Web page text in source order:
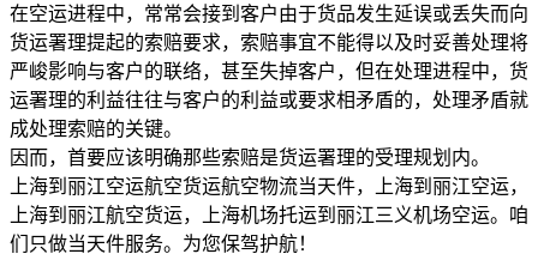
在空运进程中，常常会接到客户由于货品发生延误或丢失而向
货运署理提起的索赔要求，索赔事宜不能得以及时妥善处理将
严峻影响与客户的联络，甚至失掉客户，但在处理进程中，货
运署理的利益往往与客户的利益或要求相矛盾的，处理矛盾就
成处理索赔的关键。
因而，首要应该明确那些索赔是货运署理的受理规划内。
上海到丽江空运航空货运航空物流当天件，上海到丽江空运，
上海到丽江航空货运，上海机场托运到丽江三义机场空运。咱
们只做当天件服务。为您保驾护航！